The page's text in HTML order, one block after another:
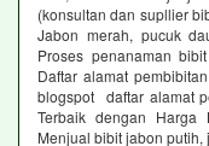
(konsultan dan supllier
Jabon merah, pucuk
Proses penanaman
Daftar alamat
blogspot daftar alamat
Terbaik dengan
Menjual bibit jabon